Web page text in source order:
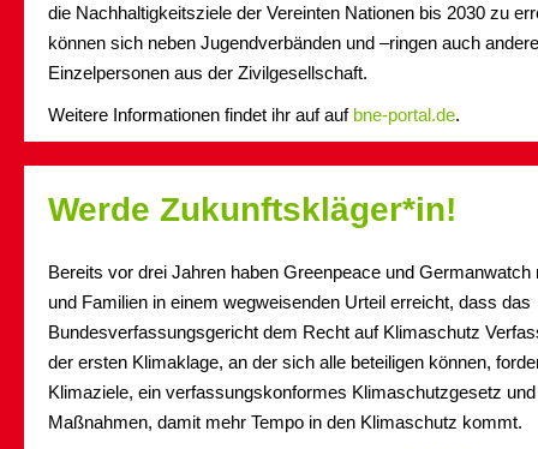
die Nachhaltigkeitsziele der Vereinten Nationen bis 2030 zu
können sich neben Jugendverbänden und –ringen auch
Einzelpersonen aus der Zivilgesellschaft.
Weitere Informationen findet ihr auf auf bne-portal.de.
Werde Zukunftskläger*in!
Bereits vor drei Jahren haben Greenpeace und Germanwatch
und Familien in einem wegweisenden Urteil erreicht, dass das
Bundesverfassungsgericht dem Recht auf Klimaschutz
der ersten Klimaklage, an der sich alle beteiligen können,
Klimaziele, ein verfassungskonformes Klimaschutzgesetz
Maßnahmen, damit mehr Tempo in den Klimaschutz kommt.